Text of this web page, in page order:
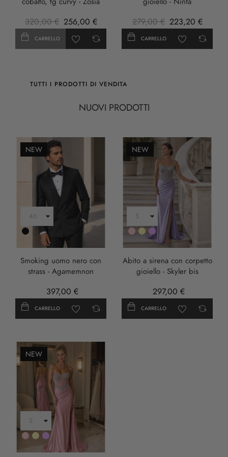
320,00 € 256,00 €
CARRELLO
279,00 € 223,20 €
CARRELLO
TUTTI I PRODOTTI DI VENDITA
NUOVI PRODOTTI
NEW
Nero
Smoking uomo nero con
strass - Agamemnon
397,00 €
CARRELLO
NEW
RosaOroLILLA
Abito a sirena con corpetto
gioiello - Skyler bis
297,00 €
CARRELLO
NEW
RosaOroLILLA